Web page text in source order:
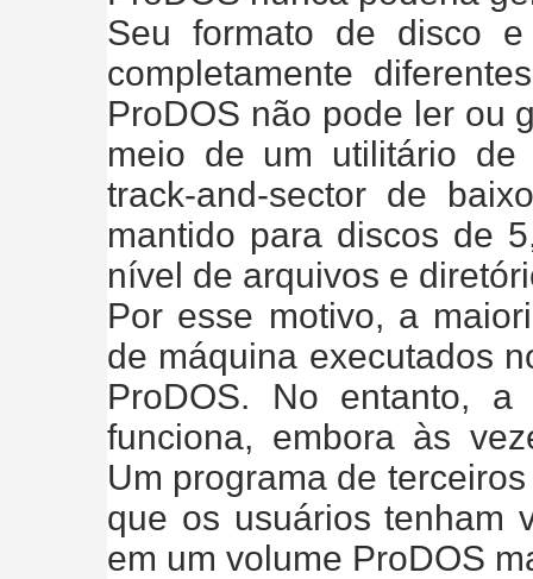
Seu formato de disco
completamente
ProDOS não pode ler ou
meio de um utilitário de
track-and-sector de
mantido para discos de
nível de arquivos e
Por esse motivo, a
de máquina executados
ProDOS. No entanto, a
funciona, embora às
Um programa de
que os usuários tenham
em um volume ProDOS